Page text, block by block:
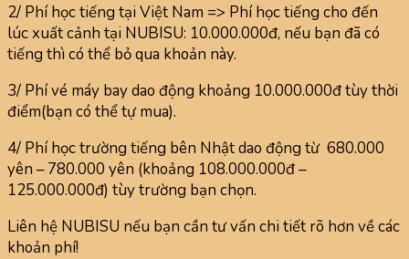
2/ Phí học tiếng tại Việt Nam => Phí học tiếng cho đến
lúc xuất cảnh tại NUBISU: 10.000.000đ, nếu bạn đã có
tiếng thì có thể bỏ qua khoản này.
3/ Phí vé máy bay dao động khoảng 10.000.000đ tùy thời
điểm(bạn có thể tự mua).
4/ Phí học trường tiếng bên Nhật dao động từ 680.000
yên – 780.000 yên (khoảng 108.000.000đ –
125.000.000đ) tùy trường bạn chọn.
Liên hệ NUBISU nếu bạn cần tư vấn chi tiết rõ hơn về các
khoản phí!